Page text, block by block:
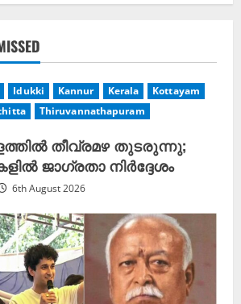
Idukki Kannur Kerala
Kottayam
Thiruvannathapuram
തീവ്രമഴ തുടരുന്നു;
ജാഗ്രതാ നിർദ്ദേശം
6th August 2026